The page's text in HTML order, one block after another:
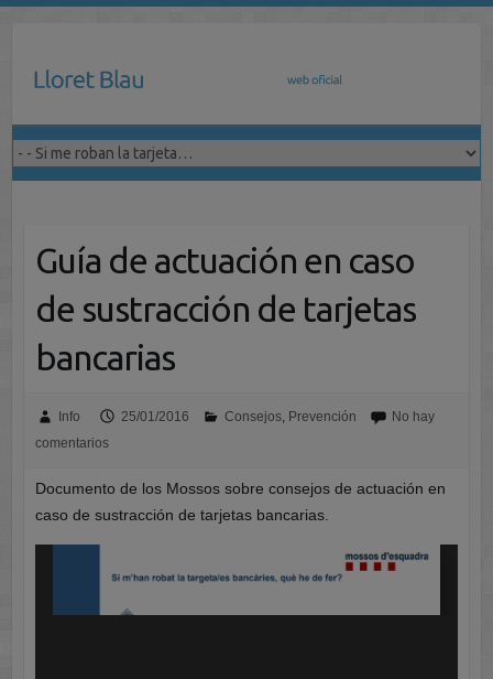
contenido
Guía de actuación en caso
de sustracción de tarjetas
bancarias
Info 25/01/2016 Consejos, Prevención
No hay
comentarios
Documento de los Mossos sobre consejos de actuación en
caso de sustracción de tarjetas bancarias.